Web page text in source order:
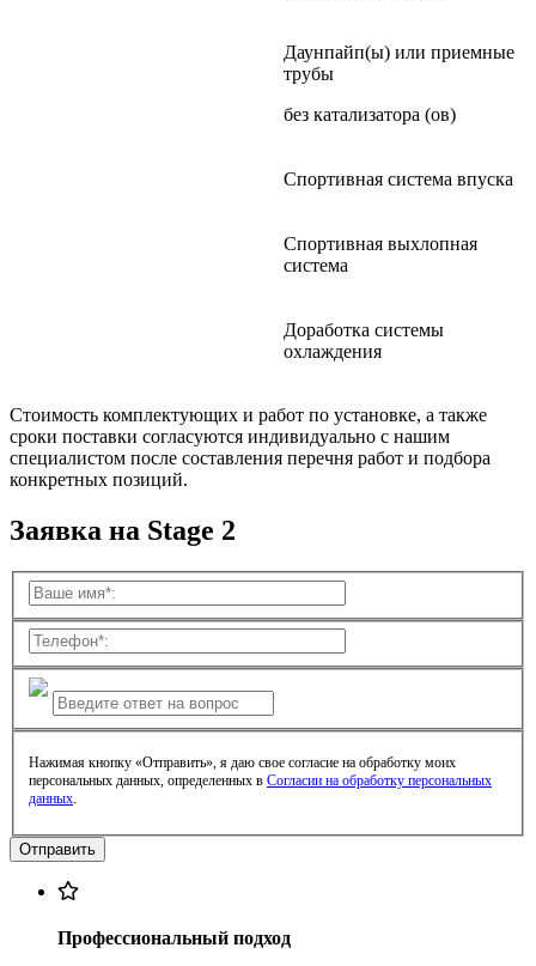
Даунпайп(ы) или приемные
трубы
без катализатора (ов)
Спортивная система впуска
Спортивная выхлопная
система
Доработка системы
охлаждения
Стоимость комплектующих и работ по установке, а также
сроки поставки согласуются индивидуально с нашим
специалистом после составления перечня работ и подбора
конкретных позиций.
Заявка на Stage 2
Нажимая кнопку «Отправить», я даю свое согласие на обработку моих
персональных данных, определенных в Согласии на обработку персональных
данных
Профессиональный подход